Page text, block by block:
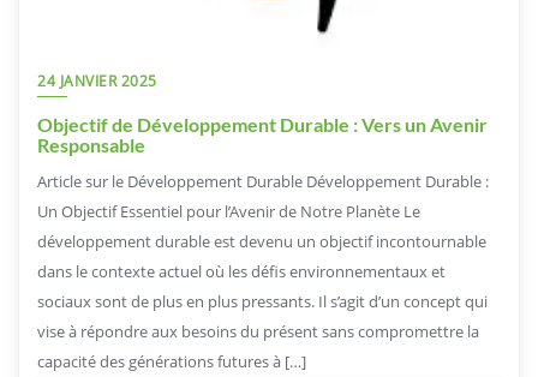
24 JANVIER 2025
Objectif de Développement Durable : Vers un Avenir
Responsable
Article sur le Développement Durable Développement Durable :
Un Objectif Essentiel pour l’Avenir de Notre Planète Le
développement durable est devenu un objectif incontournable
dans le contexte actuel où les défis environnementaux et
sociaux sont de plus en plus pressants. Il s’agit d’un concept qui
vise à répondre aux besoins du présent sans compromettre la
capacité des générations futures à […]